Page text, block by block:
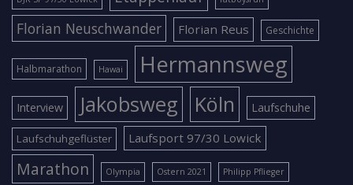
Florian Neuschwander Florian Reus Geschichte
Halbmarathon Hawai Hermannsweg
Interview Jakobsweg Köln Laufschuhe
Laufschuhgeflüster Laufsport 97/30 Lowick
Marathon Olympia Ostern 2021 Philipp Pflieger